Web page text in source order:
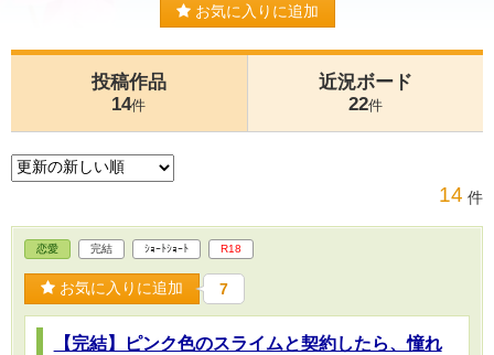
お気に入りに追加
投稿作品
14件
近況ボード
22件
14 件
恋愛 完結 ｼｮｰﾄｼｮｰﾄ R18
お気に入りに追加 7
【完結】ピンク色のスライムと契約したら、憧れ